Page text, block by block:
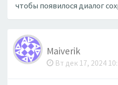
чтобы появилося диалог
Maiverik
Вт дек 17, 2024